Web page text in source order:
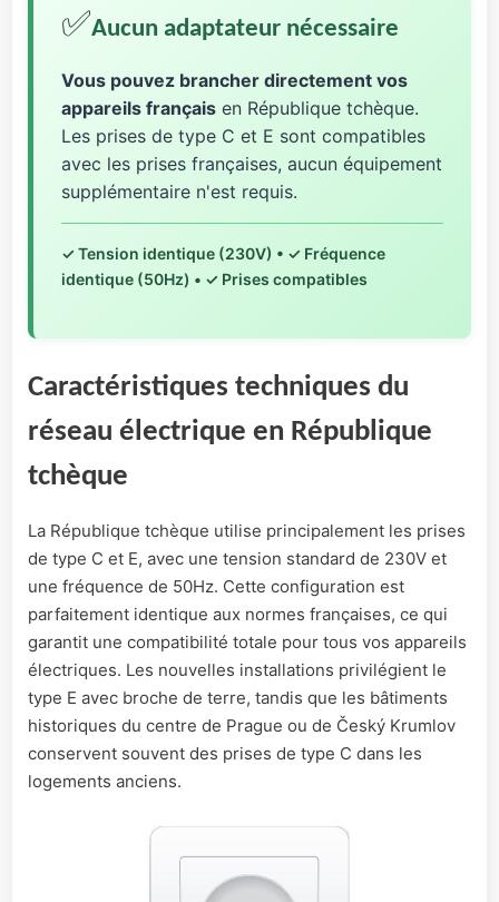
✅Aucun adaptateur nécessaire
Vous pouvez brancher directement vos
appareils français en République tchèque.
Les prises de type C et E sont compatibles
avec les prises françaises, aucun équipement
supplémentaire n'est requis.
✓ Tension identique (230V) • ✓ Fréquence
identique (50Hz) • ✓ Prises compatibles
Caractéristiques techniques du
réseau électrique en République
tchèque
La République tchèque utilise principalement les prises
de type C et E, avec une tension standard de 230V et
une fréquence de 50Hz. Cette configuration est
parfaitement identique aux normes françaises, ce qui
garantit une compatibilité totale pour tous vos appareils
électriques. Les nouvelles installations privilégient le
type E avec broche de terre, tandis que les bâtiments
historiques du centre de Prague ou de Český Krumlov
conservent souvent des prises de type C dans les
logements anciens.